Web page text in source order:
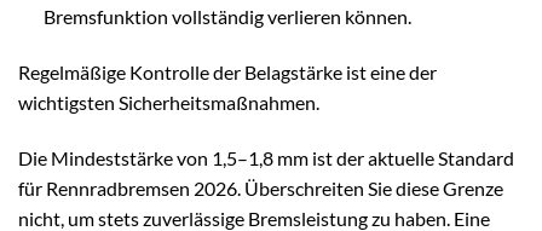
Bremsfunktion vollständig verlieren können.
Regelmäßige Kontrolle der Belagstärke ist eine der
wichtigsten Sicherheitsmaßnahmen.
Die Mindeststärke von 1,5–1,8 mm ist der aktuelle Standard
für Rennradbremsen 2026. Überschreiten Sie diese Grenze
nicht, um stets zuverlässige Bremsleistung zu haben. Eine